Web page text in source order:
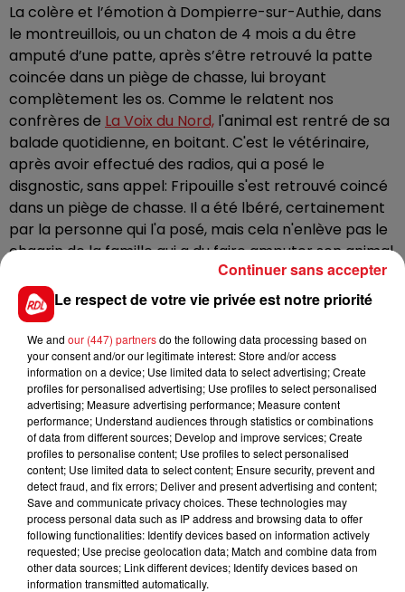
La colère et l’émotion à Dompierre-sur-Authie, dans
le montreuillois, ou un chaton de 4 mois a du être
amputé d’une patte, après s’être retrouvé la patte
coincée dans un piège de chasse, lui broyant
complètement les os. Comme le relatent nos
confrères de La Voix du Nord, l'animal est rentré de sa
balade quotidienne, en boitant. C'est le vétérinaire,
après avoir effectué des radios, qui a posé le
disgnostic, sans appel: Fripouille s'est retrouvé coincé
dans un piège de chasse. Il a été lbéré, certainement
par la personne qui l'a posé, mais cela n'enlève pas le
chagrin de la famille qui a du faire amputer son animal
Le propriétaire n’a pas déposé plainte, de peur de la
voir classée sans suite, mais rappelle que le piégeage
près des habitations est interdit depuis 1995 .
FIL D'ACTUS
Le respect de votre vie privée est notre priorité
We and our (447) partnersdo the following data processing based on
your consent and/or our legitimate interest: Store and/or access
information on a device; Use limited data to select advertising; Create
profiles for personalised advertising; Use profiles to select personalised
advertising; Measure advertising performance; Measure content
performance; Understand audiences through statistics or combinations
of data from different sources; Develop and improve services; Create
profiles to personalise content; Use profiles to select personalised
content; Use limited data to select content; Ensure security, prevent and
detect fraud, and fix errors; Deliver and present advertising and content;
Save and communicate privacy choices. These technologies may
process personal data such as IP address and browsing data to offer
following functionalities: Identify devices based on information actively
requested; Use precise geolocation data; Match and combine data from
other data sources; Link different devices; Identify devices based on
information transmitted automatically.
Continuer sans accepter